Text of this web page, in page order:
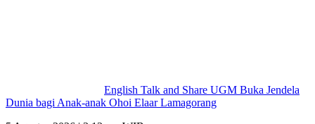
English Talk and Share UGM Buka Jendela
Dunia bagi Anak-anak Ohoi Elaar Lamagorang